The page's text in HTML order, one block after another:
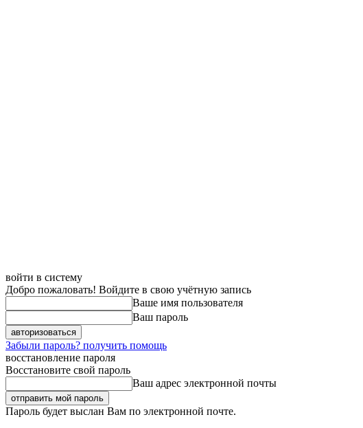
войти в систему
Добро пожаловать! Войдите в свою учётную запись
Ваше имя пользователя
Ваш пароль
Забыли пароль? получить помощь
восстановление пароля
Восстановите свой пароль
Ваш адрес электронной почты
Пароль будет выслан Вам по электронной почте.